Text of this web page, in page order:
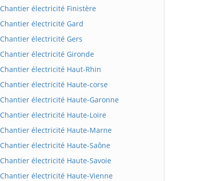
Chantier électricité Finistère
Chantier électricité Gard
Chantier électricité Gers
Chantier électricité Gironde
Chantier électricité Haut-Rhin
Chantier électricité Haute-corse
Chantier électricité Haute-Garonne
Chantier électricité Haute-Loire
Chantier électricité Haute-Marne
Chantier électricité Haute-Saône
Chantier électricité Haute-Savoie
Chantier électricité Haute-Vienne